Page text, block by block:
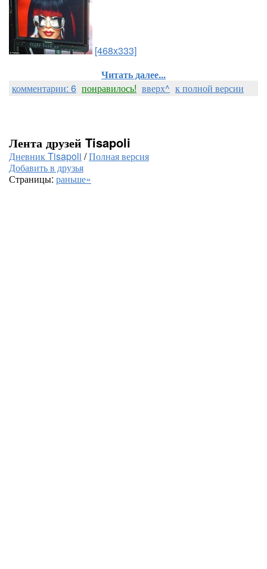
[468x333]
Читать далее...
комментарии: 6 понравилось! вверх^ к полной версии
Лента друзей Tisapoli
Дневник Tisapoli /Полная версия
Добавить в друзья
Страницы: раньше»